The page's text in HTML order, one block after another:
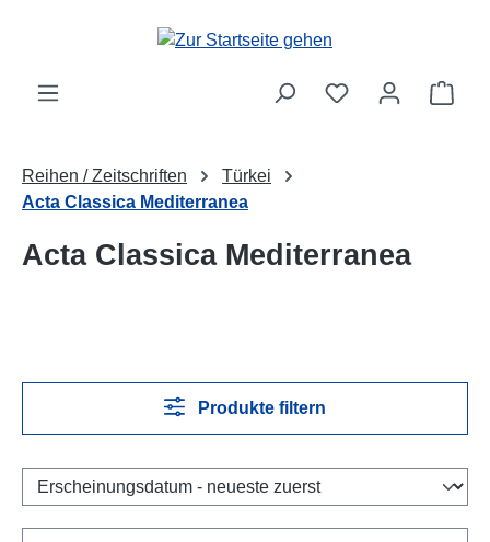
Zum Hauptinhalt springen
Reihen / Zeitschriften
Türkei
Acta Classica Mediterranea
Acta Classica Mediterranea
Produkte filtern